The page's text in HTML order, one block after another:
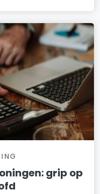
grip op